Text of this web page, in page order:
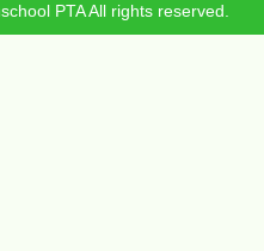
PTA All rights reserved.